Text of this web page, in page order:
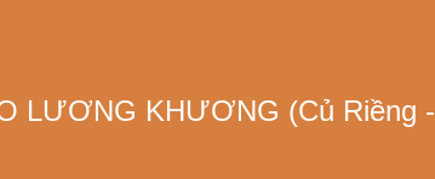
LƯƠNG KHƯƠNG (Củ Riềng